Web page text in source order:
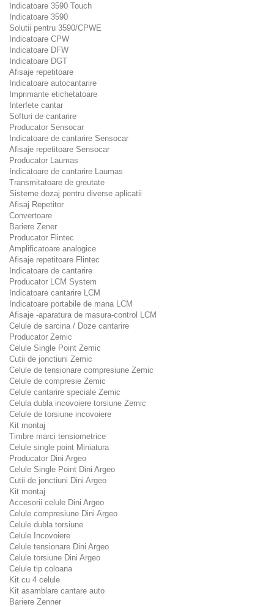
Indicatoare 3590 Touch
Indicatoare 3590
Solutii pentru 3590/CPWE
Indicatoare CPW
Indicatoare DFW
Indicatoare DGT
Afisaje repetitoare
Indicatoare autocantarire
Imprimante etichetatoare
Interfete cantar
Softuri de cantarire
Producator Sensocar
Indicatoare de cantarire Sensocar
Afisaje repetitoare Sensocar
Producator Laumas
Indicatoare de cantarire Laumas
Transmitatoare de greutate
Sisteme dozaj pentru diverse aplicatii
Afisaj Repetitor
Convertoare
Bariere Zener
Producator Flintec
Amplificatoare analogice
Afisaje repetitoare Flintec
Indicatoare de cantarire
Producator LCM System
Indicatoare cantarire LCM
Indicatoare portabile de mana LCM
Afisaje -aparatura de masura-control LCM
Celule de sarcina / Doze cantarire
Producator Zemic
Celule Single Point Zemic
Cutii de jonctiuni Zemic
Celule de tensionare compresiune Zemic
Celule de compresie Zemic
Celule cantarire speciale Zemic
Celula dubla incovoiere torsiune Zemic
Celule de torsiune incovoiere
Kit montaj
Timbre marci tensiometrice
Celule single point Miniatura
Producator Dini Argeo
Celule Single Point Dini Argeo
Cutii de jonctiuni Dini Argeo
Kit montaj
Accesorii celule Dini Argeo
Celule compresiune Dini Argeo
Celule dubla torsiune
Celule Incovoiere
Celule tensionare Dini Argeo
Celule torsiune Dini Argeo
Celule tip coloana
Kit cu 4 celule
Kit asamblare cantare auto
Bariere Zenner